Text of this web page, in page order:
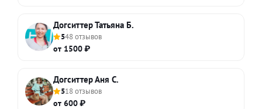
Догситтер Татьяна Б.
548 отзывов
от 1500 ₽
Догситтер Аня С.
518 отзывов
от 600 ₽